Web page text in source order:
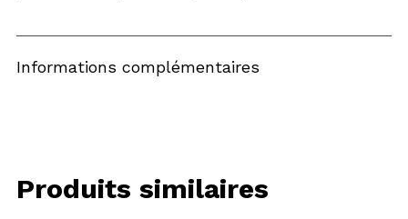
Informations complémentaires
Produits similaires